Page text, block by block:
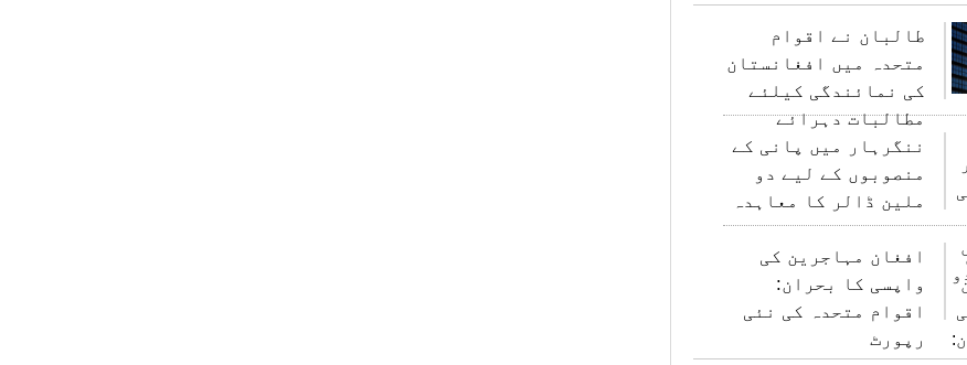
طالبان نے اقوام
متحدہ میں افغانستان
کی نمائندگی کیلئے
مطالبات دہرائے
ننگرہار میں پانی کے
منصوبوں کے لیے دو
ملین ڈالر کا معاہدہ
افغان مہاجرین کی
واپسی کا بحران:
اقوام متحدہ کی نئی
رپورٹ